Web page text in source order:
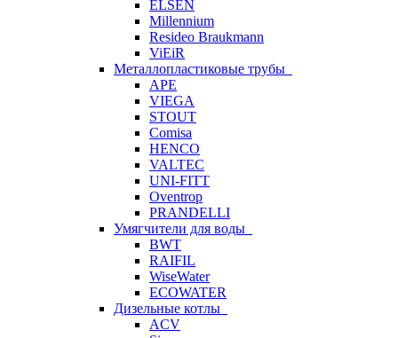
ELSEN
Millennium
Resideo Braukmann
ViEiR
Металлопластиковые трубы
APE
VIEGA
STOUT
Comisa
HENCO
VALTEC
UNI-FITT
Oventrop
PRANDELLI
Умягчители для воды
BWT
RAIFIL
WiseWater
ECOWATER
Дизельные котлы
ACV